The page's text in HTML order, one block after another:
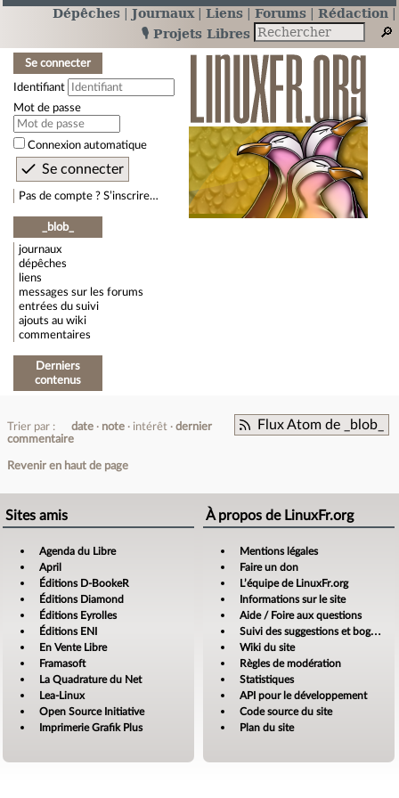
Dépêches Journaux Liens Forums
Rédaction
🎙️ Projets Libres
Se connecter
Identifiant
Mot de passe
Connexion automatique
Pas de compte ? S’inscrire…
_blob_
journaux
dépêches
liens
messages sur les forums
entrées du suivi
ajouts au wiki
commentaires
Derniers
contenus
Flux Atom de _blob_
Trier par : date note intérêt
dernier
commentaire
Revenir en haut de page
Sites amis
Agenda du Libre
April
Éditions D-BookeR
Éditions Diamond
Éditions Eyrolles
Éditions ENI
En Vente Libre
Framasoft
La Quadrature du Net
Lea-Linux
Open Source Initiative
Imprimerie Grafik Plus
À propos de LinuxFr.org
Mentions légales
Faire un don
L’équipe de LinuxFr.org
Informations sur le site
Aide / Foire aux questions
Suivi des suggestions et bogues
Wiki du site
Règles de modération
Statistiques
API pour le développement
Code source du site
Plan du site